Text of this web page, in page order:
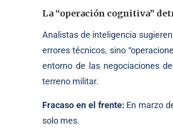
La “operación cognitiva”
Analistas de inteligencia
errores técnicos, sino
entorno de las negociaciones
terreno militar.
Fracaso en el frente: En marzo
solo mes.